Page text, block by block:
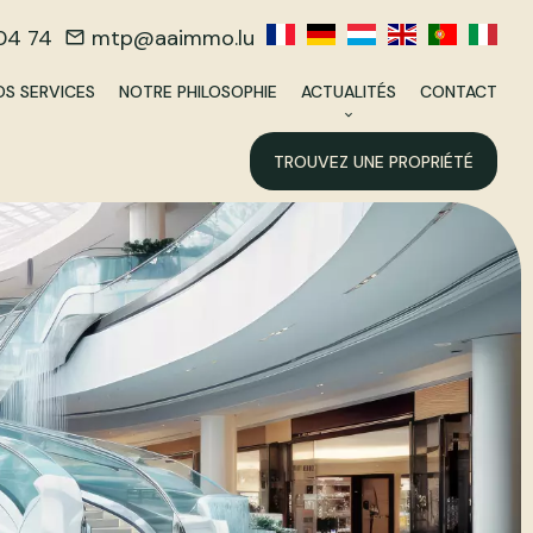
74 mtp@aaimmo.lu
SERVICES NOTRE PHILOSOPHIE ACTUALITÉS CONTACT
TROUVEZ UNE PROPRIÉTÉ